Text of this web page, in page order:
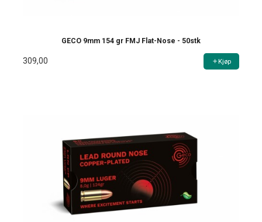
GECO 9mm 154 gr FMJ Flat-Nose - 50stk
309,00 Kjøp